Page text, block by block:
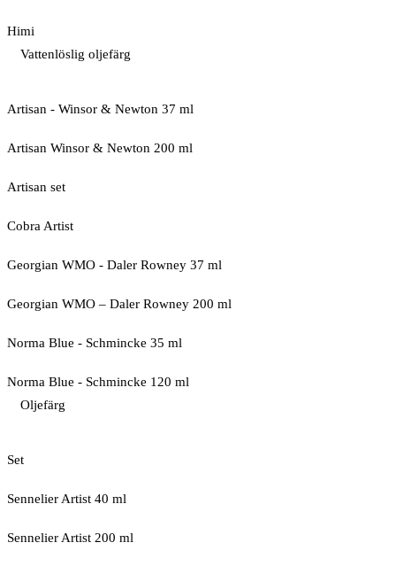
Himi
Vattenlöslig oljefärg
Artisan - Winsor & Newton 37 ml
Artisan Winsor & Newton 200 ml
Artisan set
Cobra Artist
Georgian WMO - Daler Rowney 37 ml
Georgian WMO – Daler Rowney 200 ml
Norma Blue - Schmincke 35 ml
Norma Blue - Schmincke 120 ml
Oljefärg
Set
Sennelier Artist 40 ml
Sennelier Artist 200 ml